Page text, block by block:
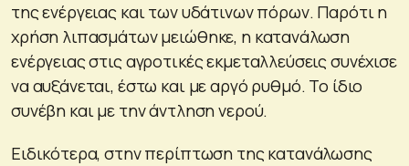
της ενέργειας και των υδάτινων πόρων. Παρότι η
χρήση λιπασμάτων μειώθηκε, η κατανάλωση
ενέργειας στις αγροτικές εκμεταλλεύσεις συνέχισε
να αυξάνεται, έστω και με αργό ρυθμό. Το ίδιο
συνέβη και με την άντληση νερού.
Ειδικότερα, στην περίπτωση της κατανάλωσης